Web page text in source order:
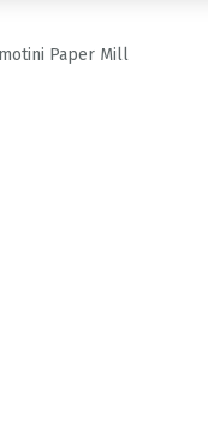
Paper Mill